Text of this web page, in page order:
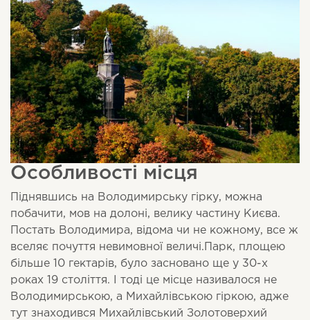
Особливості місця
Піднявшись на Володимирську гірку, можна
побачити, мов на долоні, велику частину Києва.
Постать Володимира, відома чи не кожному, все ж
вселяє почуття невимовної величі.Парк, площею
більше 10 гектарів, було засновано ще у 30-х
роках 19 століття. І тоді це місце називалося не
Володимирською, а Михайлівською гіркою, адже
тут знаходився Михайлівський Золотоверхий